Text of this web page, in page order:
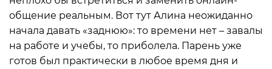
общение реальным. Вот тут Алина неожиданно
начала давать «заднюю»: то времени нет – завалы
на работе и учебы, то приболела. Парень уже
готов был практически в любое время дня и